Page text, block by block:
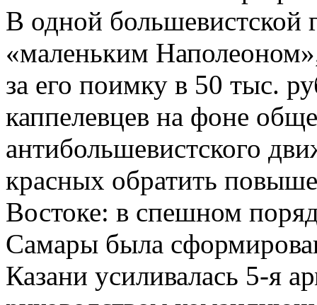
В одной большевистской
«маленьким
за его поимку в 50 тыс.
каппелевцев на фоне
антибольшевистского
красных обратить
Востоке: в спешном
Самары была
Казани усиливалась 5-я